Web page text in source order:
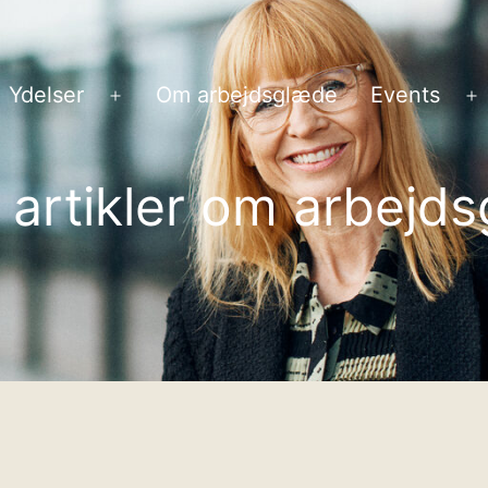
Ydelser Om arbejdsglæde Events
artikler om